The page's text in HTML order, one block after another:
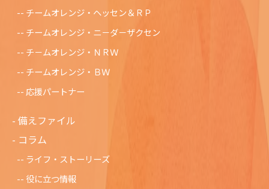
チームオレンジ・ヘッセン＆ＲＰ
チームオレンジ・ニ－ダ－ザクセン
チ－ムオレンジ・ＮＲＷ
チームオレンジ・ＢＷ
応援パートナー
備えファイル
コラム
ライフ・ストーリーズ
役に立つ情報